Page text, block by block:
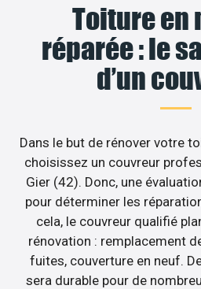
Toiture en
réparée : le
d’un
Dans le but de rénover votre
choisissez un couvreur
Gier (42). Donc, une
pour déterminer les
cela, le couvreur qualifié
rénovation : remplacement
fuites, couverture en neuf.
sera durable pour de